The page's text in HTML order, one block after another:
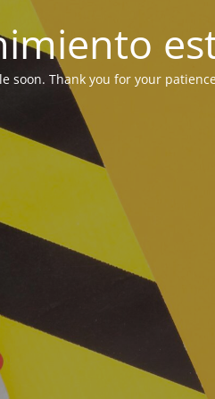
soon. Thank you for your